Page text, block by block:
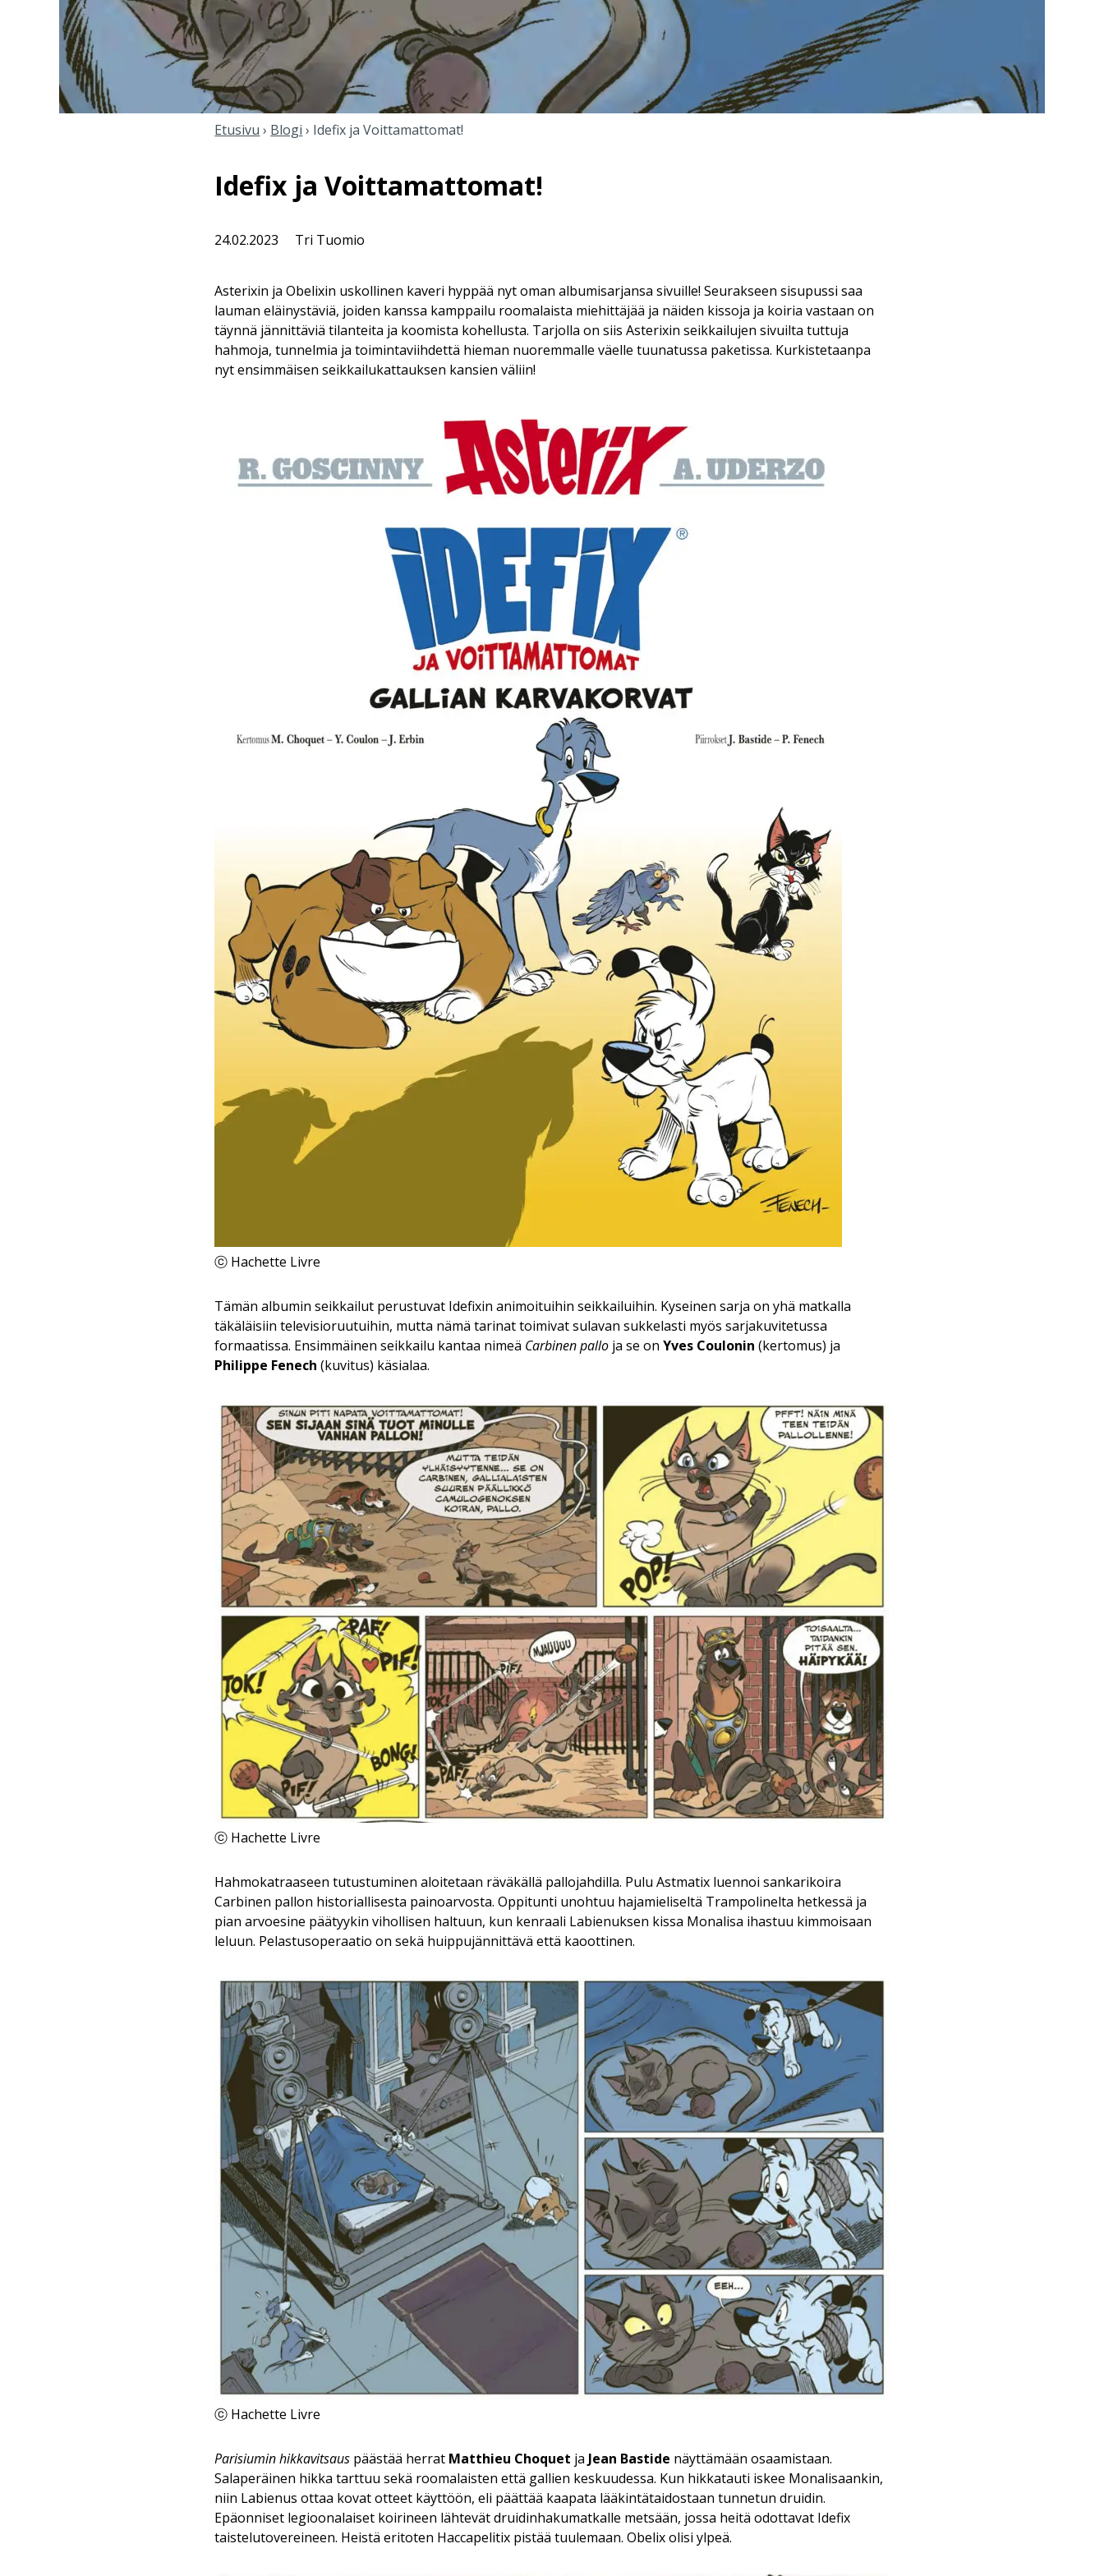
Etusivu › Blogi › Idefix ja Voittamattomat!
Idefix ja Voittamattomat!
24.02.2023 Tri Tuomio
Asterixin ja Obelixin uskollinen kaveri hyppää nyt oman albumisarjansa sivuille! Seurakseen sisupussi saa
lauman eläinystäviä, joiden kanssa kamppailu roomalaista miehittäjää ja näiden kissoja ja koiria vastaan on
täynnä jännittäviä tilanteita ja koomista kohellusta. Tarjolla on siis Asterixin seikkailujen sivuilta tuttuja
hahmoja, tunnelmia ja toimintaviihdettä hieman nuoremmalle väelle tuunatussa paketissa. Kurkistetaanpa
nyt ensimmäisen seikkailukattauksen kansien väliin!
ⓒ Hachette Livre
Tämän albumin seikkailut perustuvat Idefixin animoituihin seikkailuihin. Kyseinen sarja on yhä matkalla
täkäläisiin televisioruutuihin, mutta nämä tarinat toimivat sulavan sukkelasti myös sarjakuvitetussa
formaatissa. Ensimmäinen seikkailu kantaa nimeä Carbinen pallo ja se onYves Coulonin (kertomus) ja
Philippe Fenech (kuvitus) käsialaa.
ⓒ Hachette Livre
Hahmokatraaseen tutustuminen aloitetaan räväkällä pallojahdilla. Pulu Astmatix luennoi sankarikoira
Carbinen pallon historiallisesta painoarvosta. Oppitunti unohtuu hajamieliseltä Trampolinelta hetkessä ja
pian arvoesine päätyykin vihollisen haltuun, kun kenraali Labienuksen kissa Monalisa ihastuu kimmoisaan
leluun. Pelastusoperaatio on sekä huippujännittävä että kaoottinen.
ⓒ Hachette Livre
Parisiumin hikkavitsaus päästää herrat Matthieu Choquet ja Jean Bastide näyttämään osaamistaan.
Salaperäinen hikka tarttuu sekä roomalaisten että gallien keskuudessa. Kun hikkatauti iskee Monalisaankin,
niin Labienus ottaa kovat otteet käyttöön, eli päättää kaapata lääkintätaidostaan tunnetun druidin.
Epäonniset legioonalaiset koirineen lähtevät druidinhakumatkalle metsään, jossa heitä odottavat Idefix
taistelutovereineen. Heistä eritoten Haccapelitix pistää tuulemaan. Obelix olisi ylpeä.